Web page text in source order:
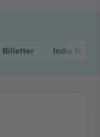
Billetter India